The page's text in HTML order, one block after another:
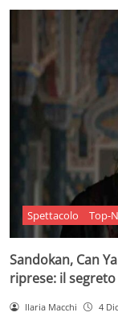
Spettacolo Top-
Sandokan, Can
riprese: il
Ilaria Macchi 4